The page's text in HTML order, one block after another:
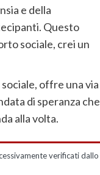
e della
Questo
sociale, crei un
offre una via
di speranza che
alla volta.
verificati dallo